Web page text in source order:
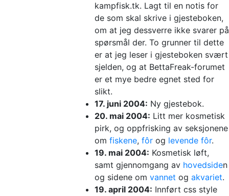
kampfisk.tk. Lagt til en notis for
de som skal skrive i gjesteboken,
om at jeg dessverre ikke svarer på
spørsmål der. To grunner til dette
er at jeg leser i gjesteboken svært
sjelden, og at BettaFreak-forumet
er et mye bedre egnet sted for
slikt.
17. juni 2004: Ny gjestebok.
20. mai 2004: Litt mer kosmetisk
pirk, og oppfrisking av seksjonene
om fiskene, fôr og levende fôr.
19. mai 2004: Kosmetisk løft,
samt gjennomgang av hovedsiden
og sidene om vannet og akvariet.
19. april 2004: Innført css style